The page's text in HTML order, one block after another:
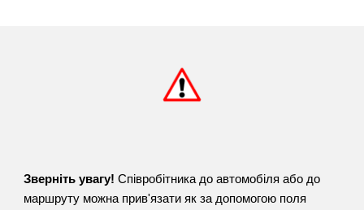
Зверніть увагу!Співробітника до автомобіля або до
маршруту можна прив'язати як за допомогою поля